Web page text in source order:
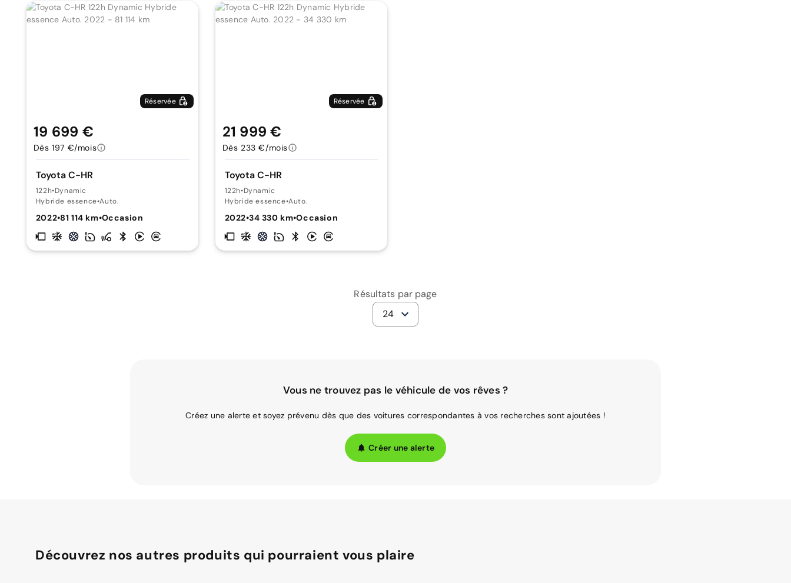
Réservée
Toyota C-HR
122h•Dynamic
Hybride essence•Auto.
2022•81 114 km•Occasion
19 699 €
Dès 197 €/mois
Réservée
Toyota C-HR
122h•Dynamic
Hybride essence•Auto.
2022•34 330 km•Occasion
21 999 €
Dès 233 €/mois
Résultats par page
24
Vous ne trouvez pas le véhicule de vos rêves ?
Créez une alerte et soyez prévenu dès que des voitures correspondantes à vos recherches sont ajoutées !
Créer une alerte
Découvrez nos autres produits qui pourraient vous plaire